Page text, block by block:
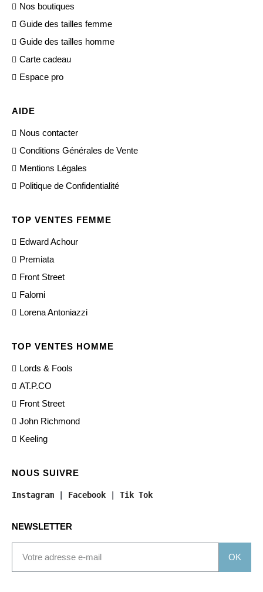
Nos boutiques
Guide des tailles femme
Guide des tailles homme
Carte cadeau
Espace pro
AIDE
Nous contacter
Conditions Générales de Vente
Mentions Légales
Politique de Confidentialité
TOP VENTES FEMME
Edward Achour
Premiata
Front Street
Falorni
Lorena Antoniazzi
TOP VENTES HOMME
Lords & Fools
AT.P.CO
Front Street
John Richmond
Keeling
NOUS SUIVRE
Instagram | Facebook | Tik Tok
NEWSLETTER
OK